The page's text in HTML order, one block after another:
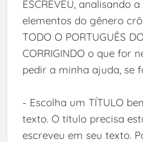
ESCREVEU, analisando
elementos do gênero
TODO O PORTUGUÊS
CORRIGINDO o que for
pedir a minha ajuda, se
- Escolha um TÍTULO
texto. O título precisa
escreveu em seu texto.